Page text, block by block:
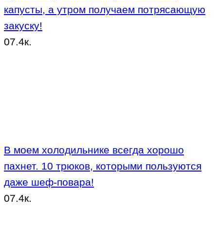
капусты, а утром получаем потрясающую
закуску!
07.4к.
В моем холодильнике всегда хорошо
пахнет. 10 трюков, которыми пользуются
даже шеф-повара!
07.4к.